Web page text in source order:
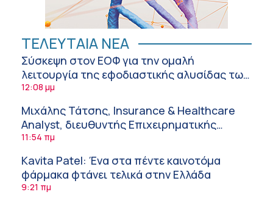
ΤΕΛΕΥΤΑΙΑ ΝΕΑ
Σύσκεψη στον ΕΟΦ για την ομαλή
λειτουργία της εφοδιαστικής αλυσίδας των
φαρμάκων στη διάρκεια του καλοκαιριού
12:08 μμ
Μιχάλης Τάτσης, Insurance & Healthcare
Analyst, διευθυντής Επιχειρηματικής
Ανάπτυξης Ομίλου HHG
11:54 πμ
Kavita Patel: Ένα στα πέντε καινοτόμα
φάρμακα φτάνει τελικά στην Ελλάδα
9:21 πμ